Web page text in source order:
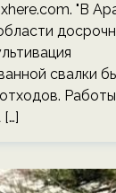
"В
свалки
Работы